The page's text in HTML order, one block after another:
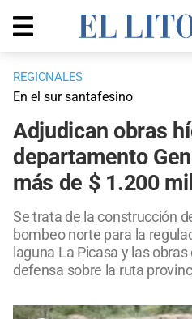
REGIONALES
En el sur santafesino
Adjudican obras
departamento
más de $ 1.200
Se trata de la construcción
bombeo norte para la
laguna La Picasa y las
defensa sobre la ruta